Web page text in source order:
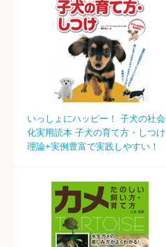
いっしょにハッピー！ 子犬の社会
化実用読本 子犬の育て方・しつけ
理論+実例豊富で実践しやすい！